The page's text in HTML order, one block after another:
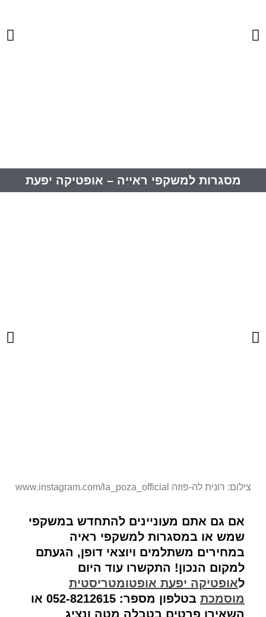
מסגרות למשקפי ראייה – אופטיקה יפעת
צילום: רונית לה-פוזה www.instagram.com/la_poza_official
אם גם אתם מעוניינים להתחדש במשקפי
שמש או במסגרות למשקפי ראיה
במחירים משתלמים ויוצאי דופן, הגעתם
למקום הנכון! התקשרו עוד היום
לאופטיקה יפעת אופטומטריסטית
מוסמכת
בטלפון מספר: 052-8212615 או
השאירו פרטים בטבלה מטה ונציג